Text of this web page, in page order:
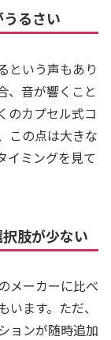
るさい
という声もあり
、音が響くこと
のカプセル式コ
この点は大きな
イミングを見て
肢が少ない
メーカーに比べ
ます。ただ、
ョンが随時追加